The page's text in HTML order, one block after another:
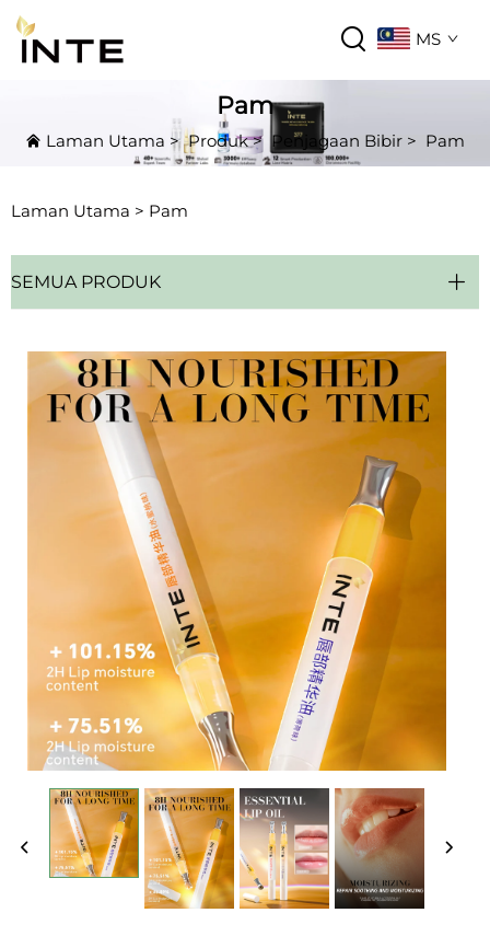
MS
Pam
Laman Utama >Produk> Penjagaan Bibir > Pam
Laman Utama > Pam
SEMUA PRODUK